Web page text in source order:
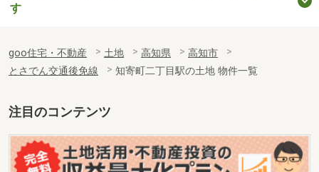
す
goo住宅・不動産 土地 高知県
高知市
とさでん交通後免線
知寄町二丁目駅の土地 物件一覧
注目のコンテンツ